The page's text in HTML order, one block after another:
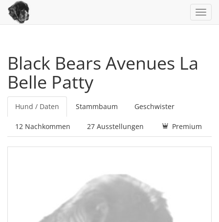
Black Bears Avenues La
Belle Patty
Hund / Daten Stammbaum Geschwister
12 Nachkommen 27 Ausstellungen Premium